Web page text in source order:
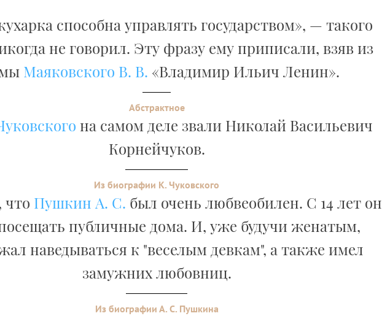
способна управлять государством», — такого
не говорил. Эту фразу ему приписали, взяв из
Маяковского В. В. «Владимир Ильич Ленин».
Абстрактное
на самом деле звали Николай Васильевич
Корнейчуков.
Из биографии К. Чуковского
что Пушкин А. С. был очень любвеобилен. С 14 лет он
публичные дома. И, уже будучи женатым,
наведываться к "веселым девкам", а также имел
замужних любовниц.
Из биографии А. С. Пушкина